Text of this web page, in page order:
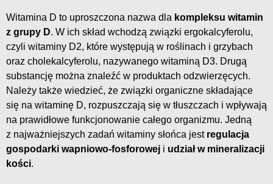
Witamina D to uproszczona nazwa dla kompleksu witamin
z grupy D. W ich skład wchodzą związki ergokalcyferolu,
czyli witaminy D2, które występują w roślinach i grzybach
oraz cholekalcyferolu, nazywanego witaminą D3. Drugą
substancję można znaleźć w produktach odzwierzęcych.
Należy także wiedzieć, że związki organiczne składające
się na witaminę D, rozpuszczają się w tłuszczach i wpływają
na prawidłowe funkcjonowanie całego organizmu. Jedną
z najważniejszych zadań witaminy słońca jest regulacja
gospodarki wapniowo-fosforowej i udział w mineralizacji
kości.